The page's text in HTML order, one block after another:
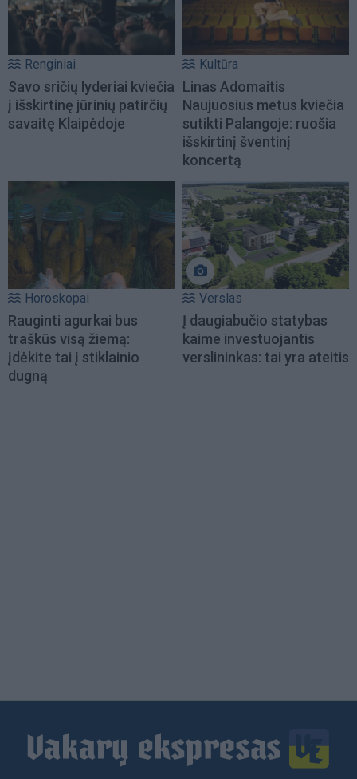
Renginiai
Savo sričių lyderiai kviečia
į išskirtinę jūrinių patirčių
savaitę Klaipėdoje
Kultūra
Linas Adomaitis
Naujuosius metus kviečia
sutikti Palangoje: ruošia
išskirtinį šventinį
koncertą
Horoskopai
Rauginti agurkai bus
traškūs visą žiemą:
įdėkite tai į stiklainio
dugną
Verslas
Į daugiabučio statybas
kaime investuojantis
verslininkas: tai yra ateitis